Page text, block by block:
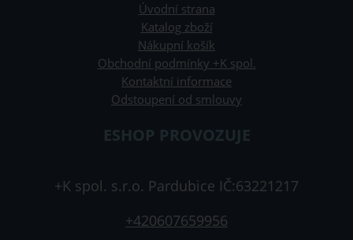
Úvodní strana
Katalog zboží
Nákupní košík
Obchodní podmínky +K spol.
Kontaktní informace
Odstoupení od smlouvy
ESHOP PROVOZUJE
+K spol. s.r.o. Pardubice IČ:63221217
+420607659956